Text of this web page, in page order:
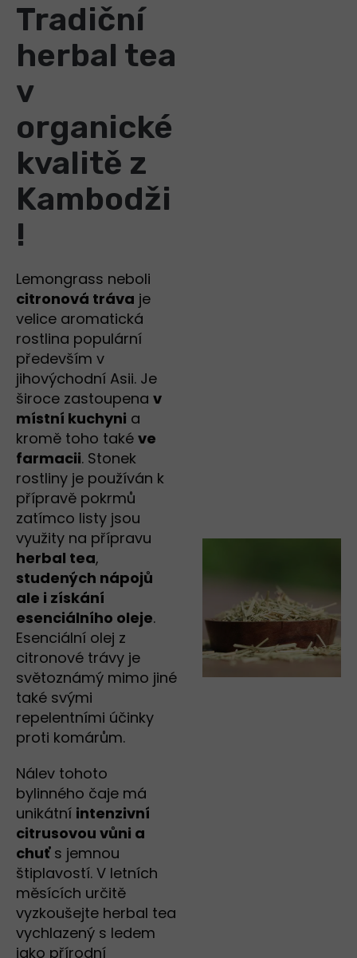
Tradiční
herbal tea
v
organické
kvalitě z
Kambodži
!
Lemongrass neboli
citronová tráva je
velice aromatická
rostlina populární
především v
jihovýchodní Asii. Je
široce zastoupena v
místní kuchyni a
kromě toho také ve
farmacii. Stonek
rostliny je používán k
přípravě pokrmů
zatímco listy jsou
využity na přípravu
herbal tea,
studených nápojů
ale i získání
esenciálního oleje.
Esenciální olej z
citronové trávy je
světoznámý mimo jiné
také svými
repelentními účinky
proti komárům.
Nálev tohoto
bylinného čaje má
unikátní intenzivní
citrusovou vůni a
chuťs jemnou
štiplavostí. V letních
měsících určitě
vyzkoušejte herbal tea
vychlazený s ledem
jako přírodní